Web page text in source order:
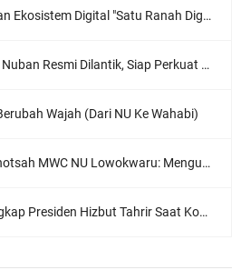
Ranah Digital untuk Ulama", Siap Diluncurkan dalam Waktu Dekat!
Dilantik, Siap Perkuat Organisasi dan Khidmat untuk Umat
Wajah (Dari NU Ke Wahabi)
Menguatkan Doa, Menjalin Ukhuwah Menyambut Muktamar NU ke-35
Hizbut Tahrir Saat Konferensi Pers